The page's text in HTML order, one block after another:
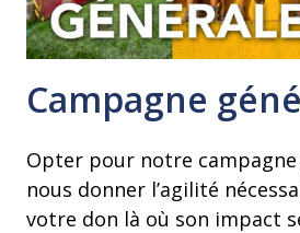
Campagne
Opter pour notre campagne
nous donner l’agilité
votre don là où son impact